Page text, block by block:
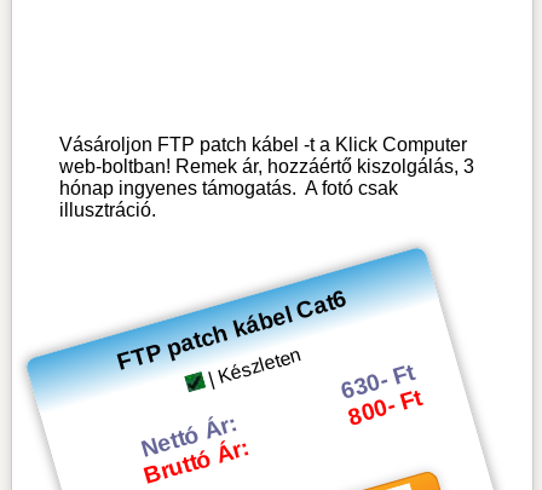
Vásároljon FTP patch kábel -t a Klick Computer
web-boltban! Remek ár, hozzáértő kiszolgálás, 3
hónap ingyenes támogatás. A fotó csak
illusztráció.
FTP patch kábel Cat6
| Készleten
Nettó Ár:
Bruttó Ár:
630- Ft
800- Ft